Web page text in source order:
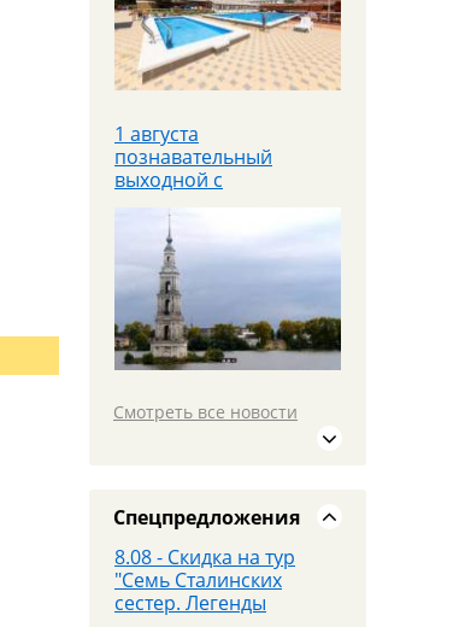
1 августа
познавательный
выходной с
19 июля едем в
Смотреть все новости
Спецпредложения
Яроблтур открывает
продажи
дополнительного
автобуса в
Санкт‑Петербург с
8.08 - Скидка на тур
"Семь Сталинских
сестер. Легенды